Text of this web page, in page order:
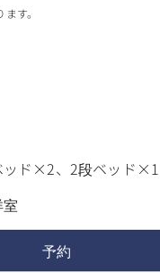
す。
ッド×2、2段ベッド×1
予約